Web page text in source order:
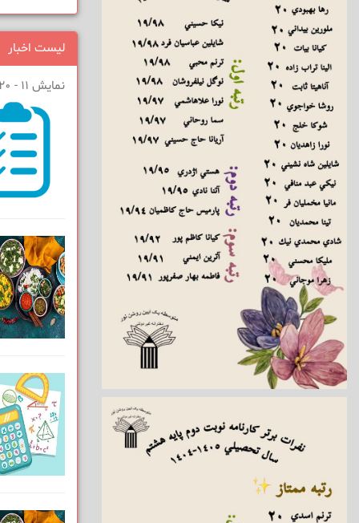
لیست اخبار
نمایش 11 - 20 از 68 نتیجه